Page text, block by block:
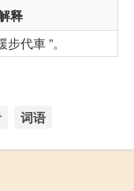
释
代車 ”。
词语